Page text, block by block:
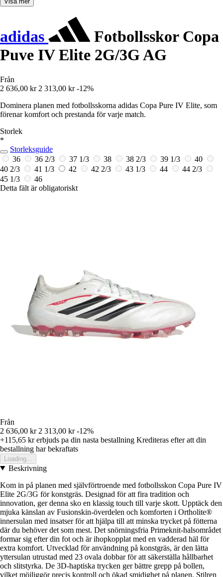
adidas
Fotbollsskor Copa
Puve IV Elite 2G/3G AG
Från
2 636,00 kr 2 313,00 kr -12%
Dominera planen med fotbollsskorna adidas Copa Pure IV Elite, som
förenar komfort och prestanda för varje match.
Storlek
*
Storleksguide
36
36 2/3 37 1/3 38 38 2/3 39 1/3
40
40 2/3
41 1/3 42 42 2/3 43 1/3 44
44 2/3
45 1/3
46
Detta fält är obligatoriskt
Från
2 636,00 kr 2 313,00 kr -12%
+115,65 krerbjuds pa din nasta bestallning Krediteras efter att din
bestallning har bekraftats
Loading...
Beskrivning
Kom in på planen med självförtroende med fotbollsskon Copa Pure IV
Elite 2G/3G för konstgräs. Designad för att fira tradition och
innovation, ger denna sko en klassig touch till varje skott. Upptäck den
mjuka känslan av Fusionskin-överdelen och komforten i Ortholite®
innersulan med insatser för att hjälpa till att minska trycket på fötterna
där du behöver det som mest. Det snörningsfria Primeknit-halsområdet
formar sig efter din fot och är ihopkopplat med en vadderad häl för
extra komfort. Utvecklad för användning på konstgräs, är den lätta
yttersulan utrustad med 23 ovala dobbar för att säkerställa hållbarhet
och slitstyrka. De 3D-haptiska trycken ger bättre grepp på bollen,
vilket möjliggör precis kontroll och ökad smidighet på planen. Stilren